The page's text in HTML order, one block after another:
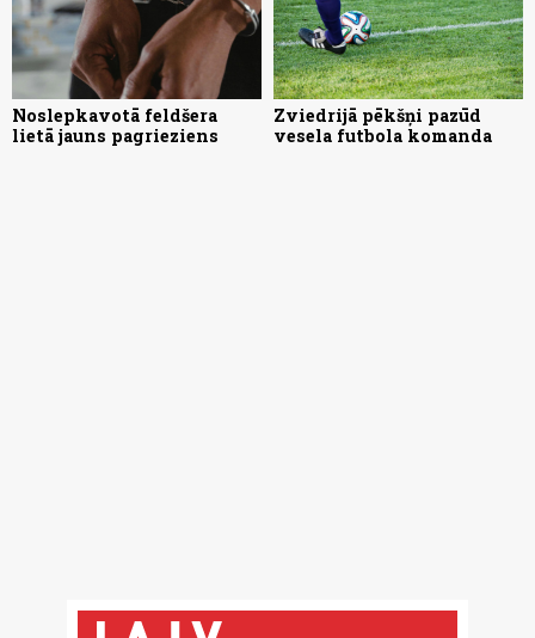
Noslepkavotā feldšera
lietā jauns pagrieziens
Zviedrijā pēkšņi pazūd
vesela futbola komanda